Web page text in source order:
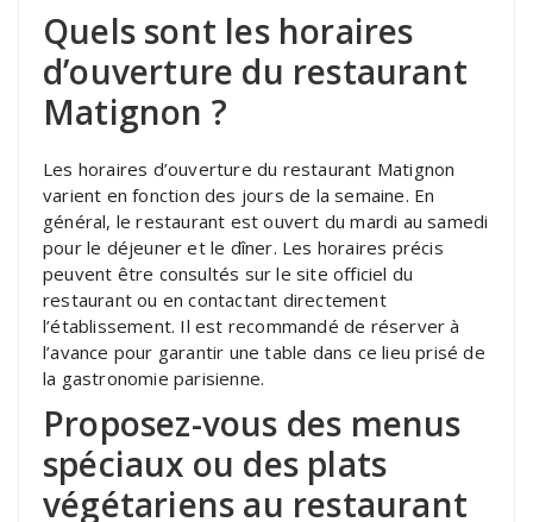
Quels sont les horaires
d’ouverture du restaurant
Matignon ?
Les horaires d’ouverture du restaurant Matignon
varient en fonction des jours de la semaine. En
général, le restaurant est ouvert du mardi au samedi
pour le déjeuner et le dîner. Les horaires précis
peuvent être consultés sur le site officiel du
restaurant ou en contactant directement
l’établissement. Il est recommandé de réserver à
l’avance pour garantir une table dans ce lieu prisé de
la gastronomie parisienne.
Proposez-vous des menus
spéciaux ou des plats
végétariens au restaurant